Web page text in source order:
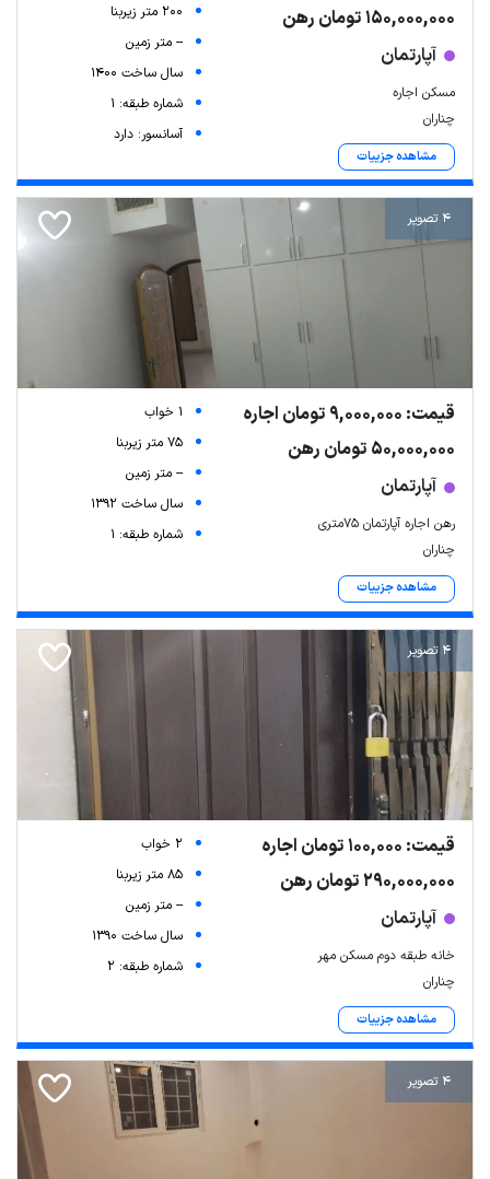
150,000,000 تومان رهن
آپارتمان
مسکن اجاره
چناران
مشاهده جزییات
200 متر زیربنا
-- متر زمین
سال ساخت 1400
شماره طبقه: 1
آسانسور: دارد
4 تصویر
قیمت: 9,000,000 تومان اجاره
50,000,000 تومان رهن
آپارتمان
رهن اجاره آپارتمان ۷۵متری
چناران
مشاهده جزییات
1 خواب
75 متر زیربنا
-- متر زمین
سال ساخت 1392
شماره طبقه: 1
4 تصویر
قیمت: 100,000 تومان اجاره
290,000,000 تومان رهن
آپارتمان
خانه طبقه دوم مسکن مهر
چناران
مشاهده جزییات
2 خواب
85 متر زیربنا
-- متر زمین
سال ساخت 1390
شماره طبقه: 2
4 تصویر